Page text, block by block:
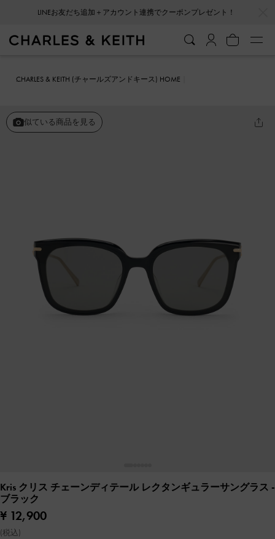
LINEお友だち追加＋アカウント連携でクーポンプレゼント！
CHARLES & KEITH (チャールズアンドキース) HOME
似ている商品を見る
Kris クリス チェーンディテール レクタンギュラーサングラス -
ブラック
¥ 12,900
(税込)